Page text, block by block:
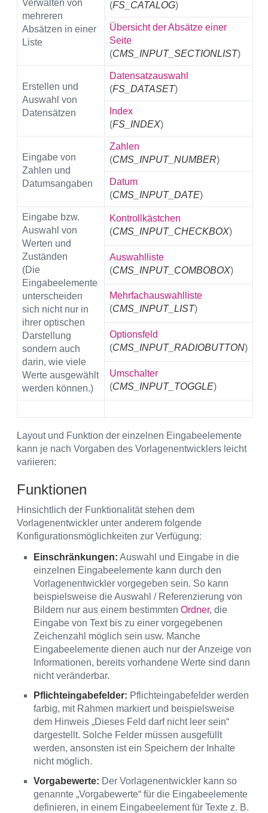
Verwalten von
mehreren
Absätzen in einer
Liste
(FS_CATALOG)
Übersicht der Absätze einer
Seite
(CMS_INPUT_SECTIONLIST)
Erstellen und
Auswahl von
Datensätzen
Datensatzauswahl
(FS_DATASET)
Index
(FS_INDEX)
Eingabe von
Zahlen und
Datumsangaben
Zahlen
(CMS_INPUT_NUMBER)
Datum
(CMS_INPUT_DATE)
Eingabe bzw.
Auswahl von
Werten und
Zuständen
(Die
Eingabeelemente
unterscheiden
sich nicht nur in
ihrer optischen
Darstellung
sondern auch
darin, wie viele
Werte ausgewählt
werden können.)
Kontrollkästchen
(CMS_INPUT_CHECKBOX)
Auswahlliste
(CMS_INPUT_COMBOBOX)
Mehrfachauswahlliste
(CMS_INPUT_LIST)
Optionsfeld
(CMS_INPUT_RADIOBUTTON)
Umschalter
(CMS_INPUT_TOGGLE)
Layout und Funktion der einzelnen Eingabeelemente
kann je nach Vorgaben des Vorlagenentwicklers leicht
variieren:
Funktionen
Hinsichtlich der Funktionalität stehen dem
Vorlagenentwickler unter anderem folgende
Konfigurationsmöglichkeiten zur Verfügung:
Einschränkungen: Auswahl und Eingabe in die
einzelnen Eingabeelemente kann durch den
Vorlagenentwickler vorgegeben sein. So kann
beispielsweise die Auswahl / Referenzierung von
Bildern nur aus einem bestimmten Ordner, die
Eingabe von Text bis zu einer vorgegebenen
Zeichenzahl möglich sein usw. Manche
Eingabeelemente dienen auch nur der Anzeige von
Informationen, bereits vorhandene Werte sind dann
nicht veränderbar.
Pflichteingabefelder: Pflichteingabefelder werden
farbig, mit Rahmen markiert und beispielsweise
dem Hinweis „Dieses Feld darf nicht leer sein“
dargestellt. Solche Felder müssen ausgefüllt
werden, ansonsten ist ein Speichern der Inhalte
nicht möglich.
Vorgabewerte: Der Vorlagenentwickler kann so
genannte „Vorgabewerte“ für die Eingabeelemente
definieren, in einem Eingabeelement für Texte z. B.